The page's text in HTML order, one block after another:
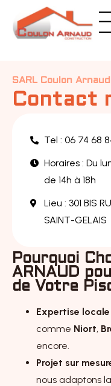
SARL Coulon Arnaud
Contact
Tel : 06 74 68
Horaires : Du
de 14h à 18h
Lieu : 301 BIS
SAINT-GELAIS
Pourquoi
ARNAUD
de Votre
Expertise locale
comme Niort,
encore.
Projet sur
nous adaptons
Panneau de gestion des